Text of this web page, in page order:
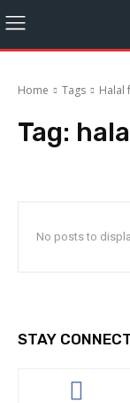
Home Tags Halal
Tag:
No posts to
STAY